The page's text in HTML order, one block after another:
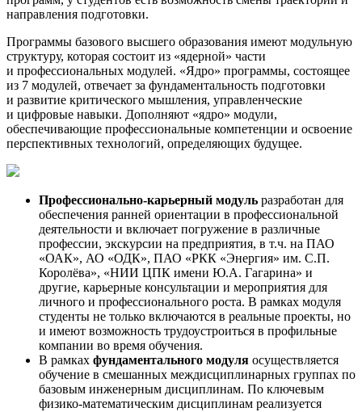
направления подготовки.
Программы базового высшего образования имеют модульную
структуру, которая состоит из «ядерной» части
и профессиональных модулей. «Ядро» программы, состоящее
из 7 модулей, отвечает за фундаментальность подготовки
и развитие критического мышления, управленческие
и цифровые навыки. Дополняют «ядро» модули,
обеспечивающие профессиональные компетенции и освоение
перспективных технологий, определяющих будущее.
Профессионально-карьерный модуль разработан для
обеспечения ранней ориентации в профессиональной
деятельности и включает погружение в различные
профессии, экскурсии на предприятия, в т.ч. на ПАО
«ОАК», АО «ОДК», ПАО «РКК «Энергия» им. С.П.
Королёва», «НИИ ЦПК имени Ю.А. Гагарина» и
другие, карьерные консультации и мероприятия для
личного и профессионального роста. В рамках модуля
студенты не только включаются в реальные проекты, но
и имеют возможность трудоустроиться в профильные
компании во время обучения.
В рамках фундаментального модуля осуществляется
обучение в смешанных междисциплинарных группах по
базовым инженерным дисциплинам. По ключевым
физико-математическим дисциплинам реализуется